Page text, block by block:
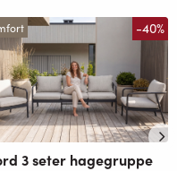
-40%
3 seter hagegruppe